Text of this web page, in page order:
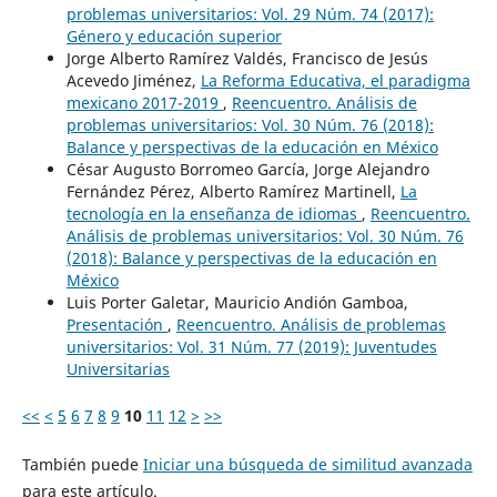
problemas universitarios: Vol. 29 Núm. 74 (2017):
Género y educación superior
Jorge Alberto Ramírez Valdés, Francisco de Jesús
Acevedo Jiménez, La Reforma Educativa, el paradigma
mexicano 2017-2019 , Reencuentro. Análisis de
problemas universitarios: Vol. 30 Núm. 76 (2018):
Balance y perspectivas de la educación en México
César Augusto Borromeo García, Jorge Alejandro
Fernández Pérez, Alberto Ramírez Martinell, La
tecnología en la enseñanza de idiomas , Reencuentro.
Análisis de problemas universitarios: Vol. 30 Núm. 76
(2018): Balance y perspectivas de la educación en
México
Luis Porter Galetar, Mauricio Andión Gamboa,
Presentación , Reencuentro. Análisis de problemas
universitarios: Vol. 31 Núm. 77 (2019): Juventudes
Universitarias
<< < 5 6 7 8 9 10 11 12 > >>
También puede Iniciar una búsqueda de similitud avanzada
para este artículo.